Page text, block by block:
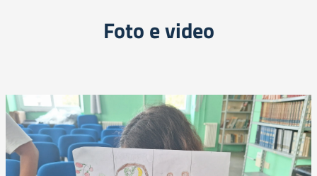
Foto e video